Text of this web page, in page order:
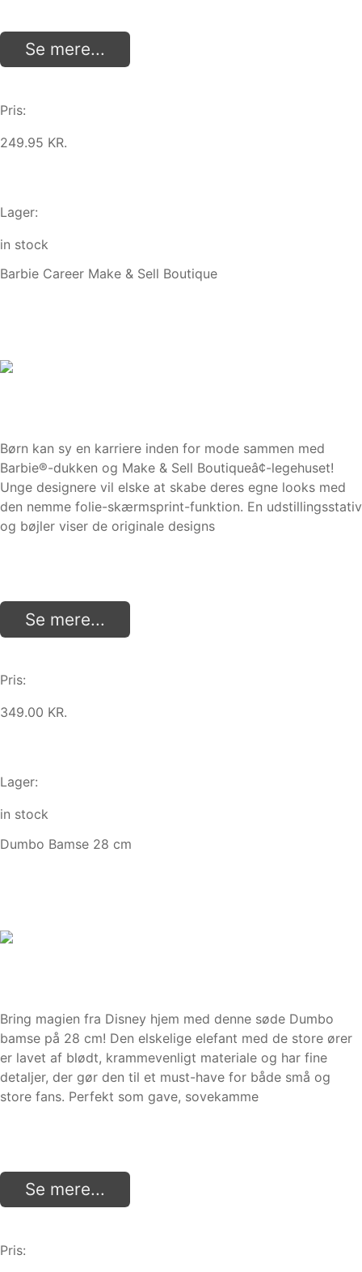
Se mere...
Pris:
249.95 KR.
Lager:
in stock
Barbie Career Make & Sell Boutique
Børn kan sy en karriere inden for mode sammen med
Barbie®-dukken og Make & Sell Boutiqueâ¢-legehuset!
Unge designere vil elske at skabe deres egne looks med
den nemme folie-skærmsprint-funktion. En udstillingsstativ
og bøjler viser de originale designs
Se mere...
Pris:
349.00 KR.
Lager:
in stock
Dumbo Bamse 28 cm
Bring magien fra Disney hjem med denne søde Dumbo
bamse på 28 cm! Den elskelige elefant med de store ører
er lavet af blødt, krammevenligt materiale og har fine
detaljer, der gør den til et must-have for både små og
store fans. Perfekt som gave, sovekamme
Se mere...
Pris: